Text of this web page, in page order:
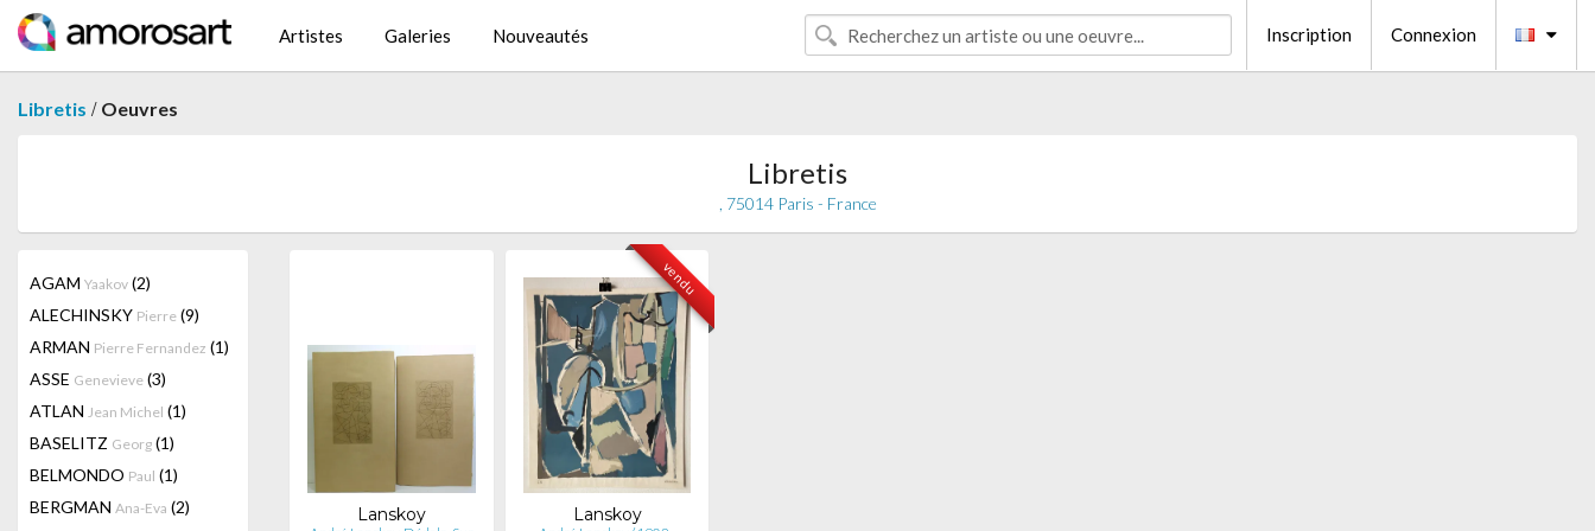
Artistes Galeries Nouveautés Inscription Connexion
Libretis / Oeuvres
Libretis
, 75014 Paris - France
AGAM Yaakov (2)
ALECHINSKY Pierre (9)
ARMAN Pierre Fernandez (1)
ASSE Genevieve (3)
ATLAN Jean Michel (1)
BASELITZ Georg (1)
BELMONDO Paul (1)
BERGMAN Ana-Eva (2)
Lanskoy
vendu
Lanskoy